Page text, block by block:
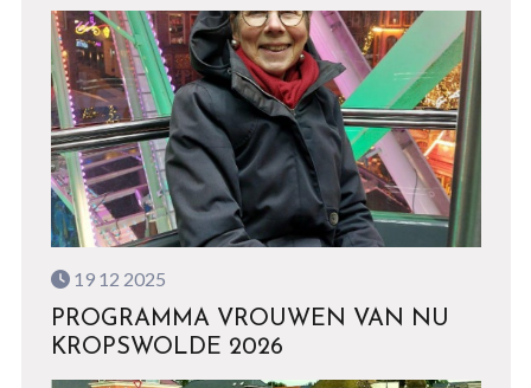
19 12 2025
PROGRAMMA VROUWEN VAN NU
KROPSWOLDE 2026